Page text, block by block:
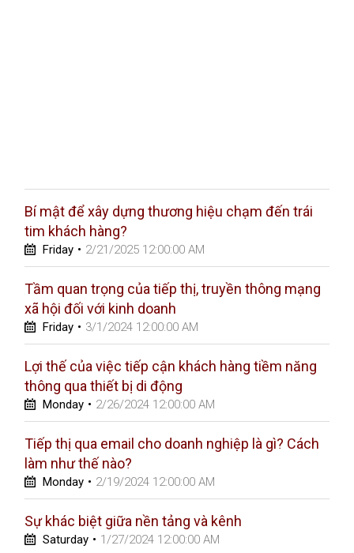
Bí mật để xây dựng thương hiệu chạm đến trái
tim khách hàng?
Friday • 2/21/2025 12:00:00 AM
Tầm quan trọng của tiếp thị, truyền thông mạng
xã hội đối với kinh doanh
Friday • 3/1/2024 12:00:00 AM
Lợi thế của việc tiếp cận khách hàng tiềm năng
thông qua thiết bị di động
Monday • 2/26/2024 12:00:00 AM
Tiếp thị qua email cho doanh nghiệp là gì? Cách
làm như thế nào?
Monday • 2/19/2024 12:00:00 AM
Sự khác biệt giữa nền tảng và kênh
Saturday • 1/27/2024 12:00:00 AM